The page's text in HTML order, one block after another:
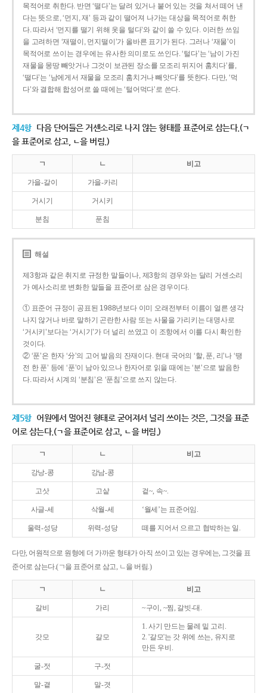
목적어로 취한다. 반면 ‘떨다’는 달려 있거나 붙어 있는 것을 쳐서 떼어 낸
다는 뜻으로, ‘먼지, 재’ 등과 같이 떨어져 나가는 대상을 목적어로 취한
다. 따라서 ‘먼지를 떨기 위해 옷을 털다’와 같이 쓸 수 있다. 이러한 쓰임
을 고려하면 ‘재떨이, 먼지떨이’가 올바른 표기가 된다. 그러나 ‘재물’이
목적어로 쓰이는 경우에는 유사한 의미로도 쓰인다. ‘털다’는 ‘남이 가진
재물을 몽땅 빼앗거나 그것이 보관된 장소를 모조리 뒤지어 훔치다’를,
‘떨다’는 ‘남에게서 재물을 모조리 훔치거나 빼앗다’를 뜻한다. 다만, ‘먹
다’와 결합해 합성어로 쓸 때에는 ‘털어먹다’로 쓴다.
제4항 다음 단어들은 거센소리로 나지 않는 형태를 표준어로 삼는다.(ㄱ
을 표준어로 삼고, ㄴ을 버림.)
ㄱ ㄴ 비고
가을-갈이 가을-카리
거시기 거시키
분침 푼침
해설
제3항과 같은 취지로 규정한 말들이나, 제3항의 경우와는 달리 거센소리
가 예사소리로 변화한 말들을 표준어로 삼은 경우이다.
① 표준어 규정이 공표된 1988년보다 이미 오래전부터 이름이 얼른 생각
나지 않거나 바로 말하기 곤란한 사람 또는 사물을 가리키는 대명사로
‘거시키’보다는 ‘거시기’가 더 널리 쓰였고 이 조항에서 이를 다시 확인한
것이다.
② ‘푼’은 한자 ‘分’의 고어 발음의 잔재이다. 현대 국어의 ‘할, 푼, 리’나 ‘땡
전 한 푼’ 등에 ‘푼’이 남아 있으나 한자어로 읽을 때에는 ‘분’으로 발음한
다. 따라서 시계의 ‘분침’은 ‘푼침’으로 쓰지 않는다.
제5항 어원에서 멀어진 형태로 굳어져서 널리 쓰이는 것은, 그것을 표준
어로 삼는다.(ㄱ을 표준어로 삼고, ㄴ을 버림.)
ㄱ ㄴ 비고
강낭-콩 강남-콩
고삿 고샅 겉~, 속~.
사글-세 삭월-세 ‘월세’는 표준어임.
울력-성당 위력-성당 떼를 지어서 으르고 협박하는 일.
다만, 어원적으로 원형에 더 가까운 형태가 아직 쓰이고 있는 경우에는, 그것을 표
준어로 삼는다.(ㄱ을 표준어로 삼고, ㄴ을 버림.)
ㄱ ㄴ 비고
갈비 가리 ~구이, ~찜, 갈빗-대.
갓모 갈모
1. 사기 만드는 물레 밑 고리.
2. '갈모'는 갓 위에 쓰는, 유지로
만든 우비.
굴-젓 구-젓
말-곁 말-겻